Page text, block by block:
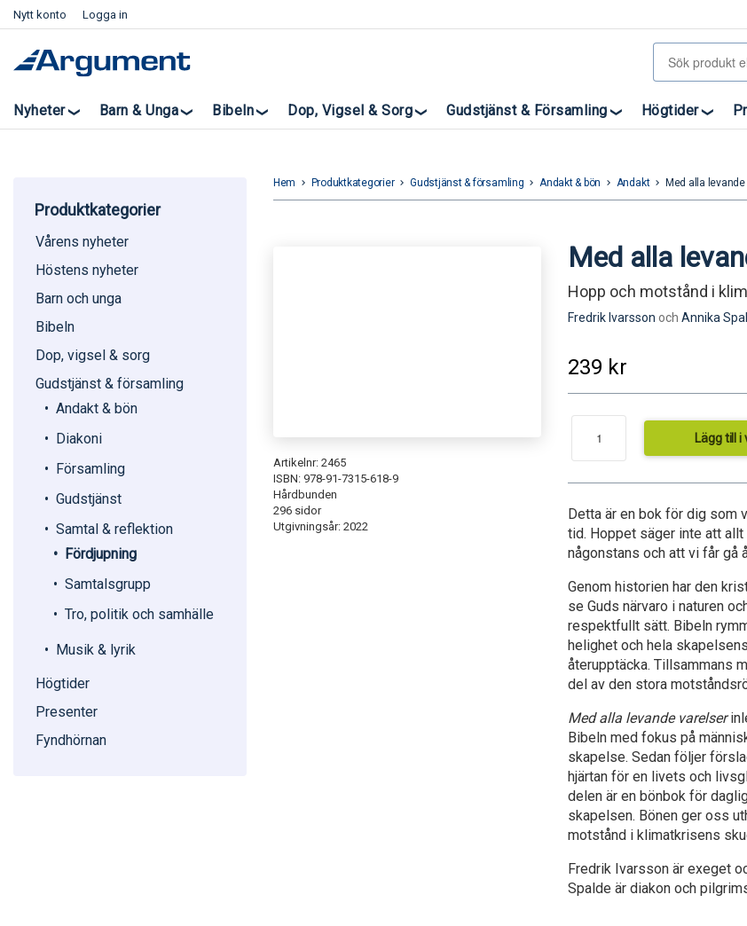
Nytt konto Logga in
Nyheter Barn & Unga Bibeln Dop, Vigsel & Sorg Gudstjänst & Församling Högtider
Produktkategorier
Vårens nyheter
Höstens nyheter
Barn och unga
Bibeln
Dop, vigsel & sorg
Gudstjänst & församling
Andakt & bön
Diakoni
Församling
Gudstjänst
Samtal & reflektion
Fördjupning
Samtalsgrupp
Tro, politik och samhälle
Musik & lyrik
Högtider
Presenter
Fyndhörnan
Hem keyboard_arrow_right Produktkategorier keyboard_arrow_right Gudstjänst & församling keyboard_arrow_right Andakt & bön keyboard_arrow_right Andakt keyboard_arrow_right Med alla
Artikelnr: 2465
ISBN: 978-91-7315-618-9
Hårdbunden
296 sidor
Utgivningsår: 2022
Med alla
Hopp och motstånd i
Fredrik Ivarsson ochAnnika
239 kr
Lägg till i
Detta är en bok för dig som
tid. Hoppet säger inte att
någonstans och att vi får gå
Genom historien har den
se Guds närvaro i naturen
respektfullt sätt. Bibeln
helighet och hela
återupptäcka. Tillsammans
del av den stora
Med alla levande varelser
Bibeln med fokus på
skapelse. Sedan följer
hjärtan för en livets och
delen är en bönbok för
skapelsen. Bönen ger oss
motstånd i klimatkrisens
Fredrik Ivarsson är exeget
Spalde är diakon och